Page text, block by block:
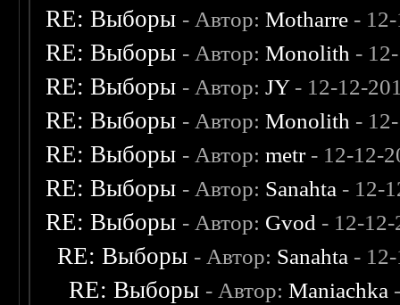
RE: Выборы - Автор:Motharre -
RE: Выборы - Автор:Monolith -
RE: Выборы - Автор:JY- 12-12-
RE: Выборы - Автор:Monolith -
RE: Выборы - Автор:metr- 12-12-
RE: Выборы - Автор: Sanahta - 12-
RE: Выборы - Автор: Gvod - 12-
RE: Выборы - Автор: Sanahta -
RE: Выборы - Автор:Maniachka